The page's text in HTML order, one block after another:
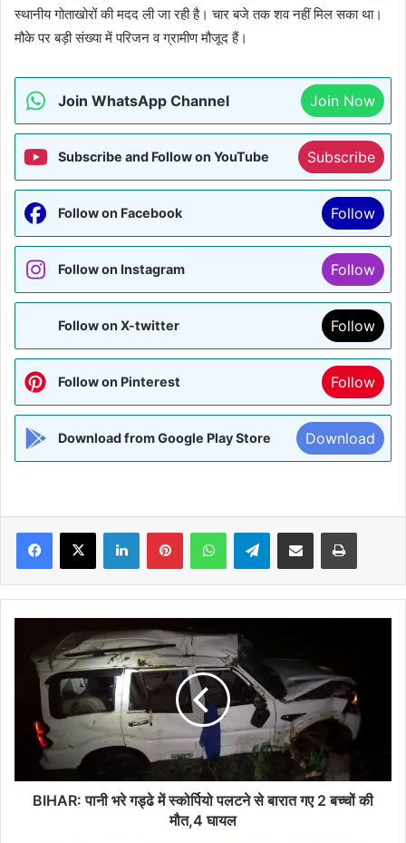
स्थानीय गोताखोरों की मदद ली जा रही है। चार बजे तक शव नहीं मिल सका था।
मौके पर बड़ी संख्या में परिजन व ग्रामीण मौजूद हैं।
Join WhatsApp Channel Join Now
Subscribe and Follow on YouTube Subscribe
Follow on Facebook Follow
Follow on Instagram Follow
Follow on X-twitter Follow
Follow on Pinterest Follow
Download from Google Play Store Download
Facebook
X LinkedInPinterestWhatsAppTelegramShare via Email Print
स्कोर्पियो
पलटने
बारात
BIHAR: पानी भरे गड्ढे में स्कोर्पियो पलटने से बारात गए 2 बच्चों की
मौत,4 घायल